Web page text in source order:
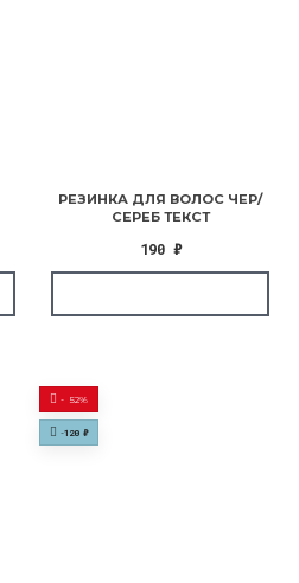
РЕЗИНКА ДЛЯ ВОЛОС ЧЕР/
СЕРЕБ ТЕКСТ
190 ₽
- 52%
-120 ₽